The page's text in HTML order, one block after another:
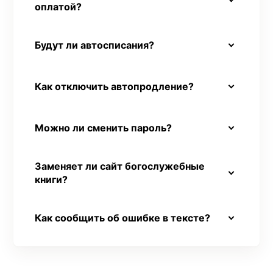
оплатой?
Будут ли автосписания?
Как отключить автопродление?
Можно ли сменить пароль?
Заменяет ли сайт богослужебные
книги?
Как сообщить об ошибке в тексте?